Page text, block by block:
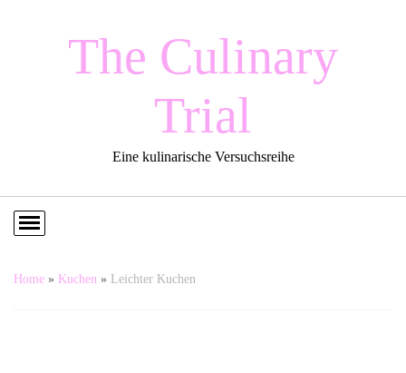
The Culinary
Trial
Eine kulinarische Versuchsreihe
Home » Kuchen » Leichter Kuchen